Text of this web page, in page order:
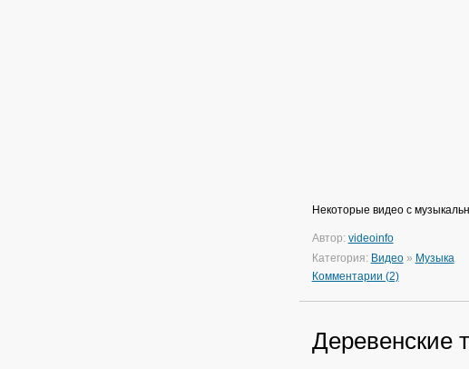
Некоторые видео с
Автор: videoinfo
Категория: Видео» Музыка
Комментарии (2)
Деревенские